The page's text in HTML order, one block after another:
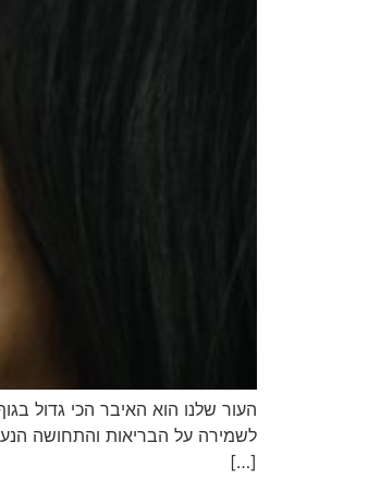
העור שלנו הוא האיבר הכי גדול
לשמירה על הבריאות והתחושה
[…]